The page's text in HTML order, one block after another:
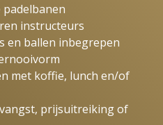
instructeurs
en ballen inbegrepen
met koffie, lunch en/of
prijsuitreiking of